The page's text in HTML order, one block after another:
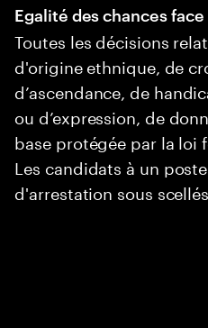
Egalité des chances
Toutes les décisions
d'origine ethnique, de
d’ascendance, de
ou d’expression, de
base protégée par la loi
Les candidats à un
d'arrestation sous